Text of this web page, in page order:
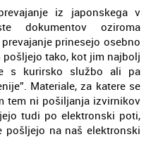
iz japonskega v
dokumentov oziroma
prinesejo osebno
tako, kot jim najbolj
s kurirsko službo ali pa
Materiale, za katere se
tem ni pošiljanja izvirnikov
tudi po elektronski poti,
pošljejo na naš elektronski